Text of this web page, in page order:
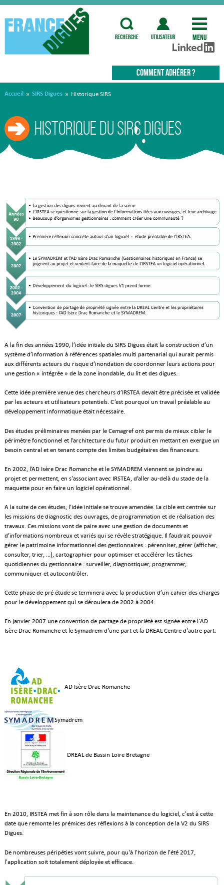
recherche utilisateur Menu
COMMENT ADHÉRER ?
Accueil » SIRS Digues » Historique SIRS
Historique du SIRS Digues
A la fin des années 1990, l’idée initiale du SIRS Digues était la construction d’un
système d’information à références spatiales multi partenarial qui aurait permis
aux différents acteurs du risque d’inondation de coordonner leurs actions pour
une gestion « intégrée » de la zone inondable, du lit et des digues.
Cette idée première venue des chercheurs d’IRSTEA devait être précisée et validée
par les acteurs et utilisateurs potentiels. C’est pourquoi un travail préalable au
développement informatique était nécessaire.
Des études préliminaires menées par le Cemagref ont permis de mieux cibler le
périmètre fonctionnel et l’architecture du futur produit en mettant en exergue un
besoin central et en tenant compte des limites budgétaires des financeurs.
En 2002, l’AD Isère Drac Romanche et le SYMADREM viennent se joindre au
projet et permettent, en s'associant avec IRSTEA, d’aller au-delà du stade de la
maquette pour en faire un logiciel opérationnel.
A la suite de ces études, l’idée initiale se trouve amendée. La cible est centrée sur
les missions de diagnostic des ouvrages, de programmation et de réalisation des
travaux. Ces missions vont de paire avec une gestion de documents et
d’informations nombreux et variés qui se révèle stratégique. Il faudrait pouvoir
gérer le patrimoine informationnel des gestionnaires : pérenniser, gérer (afficher,
consulter, trier, ...), cartographier pour optimiser et accélérer les tâches
quotidiennes du gestionnaire : surveiller, diagnostiquer, programmer,
communiquer et autocontrôler.
Cette phase de pré étude se terminera avec la production d’un cahier des charges
pour le développement qui se déroulera de 2002 à 2004.
En janvier 2007 une convention de partage de propriété est signée entre l'AD
Isère Drac Romanche et le Symadrem d'une part et la DREAL Centre d'autre part.
AD Isère Drac Romanche
Symadrem
DREAL de Bassin Loire Bretagne
En 2010, IRSTEA met fin à son rôle dans la maintenance du logiciel, c'est à cette
date que remonte les prémices des réflexions à la conception de la V2 du SIRS
Digues.
De nombreuses péripéties vont suivre, pour qu'à l'horizon de l'été 2017,
l'application soit totalement déployée et efficace.